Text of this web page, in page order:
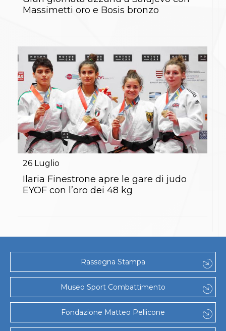
S'istrumpa
La disciplina
News
Merchandising
Mappa del sito
Cerca
Contatti
News
Cookies Accept
Newsletter
Catalogo formativo
Webinar
Corsi FIJLKAM-FISDIR
Corsi Preparatore Fisico
Edutraining class - Didattica infantile
Sportello Fiscale
Modulistica
FAQ
Quesiti fiscali
Sostenibilità
Documenti
Massimetti oro e Bosis bronzo
26 Luglio
Ilaria Finestrone apre le gare di judo
EYOF con l’oro dei 48 kg
Rassegna Stampa
Museo Sport Combattimento
Fondazione Matteo Pellicone